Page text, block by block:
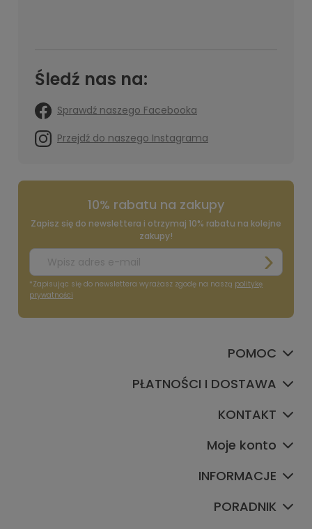
Śledź nas na:
Sprawdź naszego Facebooka
Przejdź do naszego Instagrama
10% rabatu na zakupy
Zapisz się do newslettera i otrzymaj 10% rabatu na kolejne
zakupy!
*Zapisując się do newslettera wyrażasz zgodę na naszą politykę
prywatności
POMOC
PŁATNOŚCI I DOSTAWA
KONTAKT
Moje konto
INFORMACJE
PORADNIK